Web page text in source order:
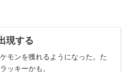
現する
モンを獲れるようになった。た
ッキーかも。